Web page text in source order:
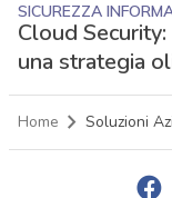
SICUREZZA
Cloud
una strategia
Home Soluzioni